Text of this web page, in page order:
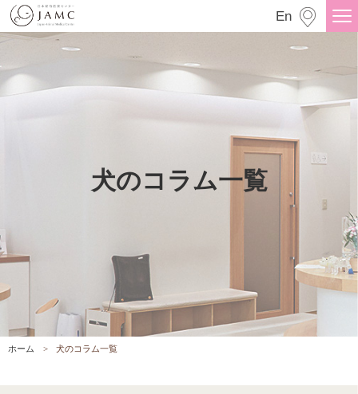
En
犬のコラム一覧
犬のコラム一覧
ホーム 犬のコラム一覧